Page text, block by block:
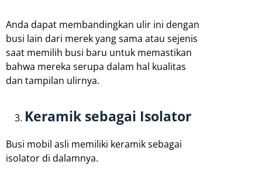
Anda dapat membandingkan ulir ini dengan
busi lain dari merek yang sama atau sejenis
saat memilih busi baru untuk memastikan
bahwa mereka serupa dalam hal kualitas
dan tampilan ulirnya.
Keramik sebagai Isolator
Busi mobil asli memiliki keramik sebagai
isolator di dalamnya.